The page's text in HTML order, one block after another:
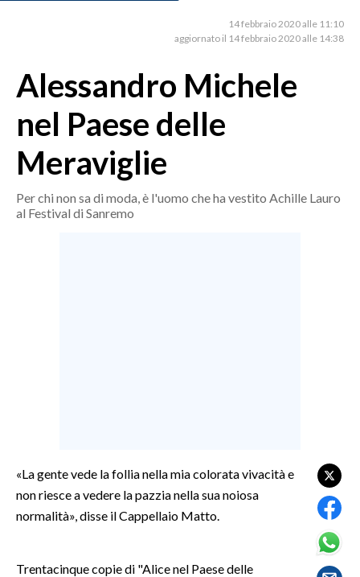
MEDIO CAMPIDANO
SASSARI E PROVINCIA
GALLURA
NUORO E PROVINCIA
OGLIASTRA
BANDI
SPORT IN SARDEGNA
14 febbraio 2020 alle 11:10
aggiornato il 14 febbraio 2020 alle 14:38
Alessandro Michele
nel Paese delle
Meraviglie
Per chi non sa di moda, è l'uomo che ha vestito Achille Lauro
al Festival di Sanremo
«La gente vede la follia nella mia colorata vivacità e
non riesce a vedere la pazzia nella sua noiosa
normalità», disse il Cappellaio Matto.
Trentacinque copie di "Alice nel Paese delle